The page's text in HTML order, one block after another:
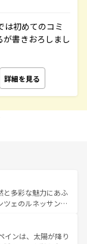
は初めてのコミ
書きおろしまし
詳細を見る
と多彩な魅力にあふ
ツェのルネッサンス
マルフィ海岸の絶
の合間には、本場の
インは、太陽が降り